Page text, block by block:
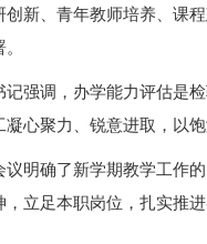
创新、青年教师培养、课
记强调，办学能力评估是
凝心聚力、锐意进取，以
议明确了新学期教学工作
，立足本职岗位，扎实推